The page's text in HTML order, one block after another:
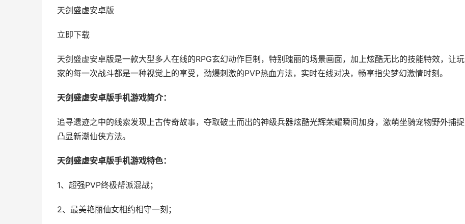
天剑盛虚安卓版
立即下载
天剑盛虚安卓版是一款大型多人在线的RPG玄幻动作巨制，特别瑰丽的场景画面，加上炫酷无比的技能特效，让玩
家的每一次战斗都是一种视觉上的享受，劲爆刺激的PVP热血方法，实时在线对决，畅享指尖梦幻激情时刻。
天剑盛虚安卓版手机游戏简介：
追寻遗迹之中的线索发现上古传奇故事，夺取破土而出的神级兵器炫酷光辉荣耀瞬间加身，激萌坐骑宠物野外捕捉
凸显新潮仙侠方法。
天剑盛虚安卓版手机游戏特色：
1、超强PVP终极帮派混战；
2、最美艳丽仙女相约相守一刻；